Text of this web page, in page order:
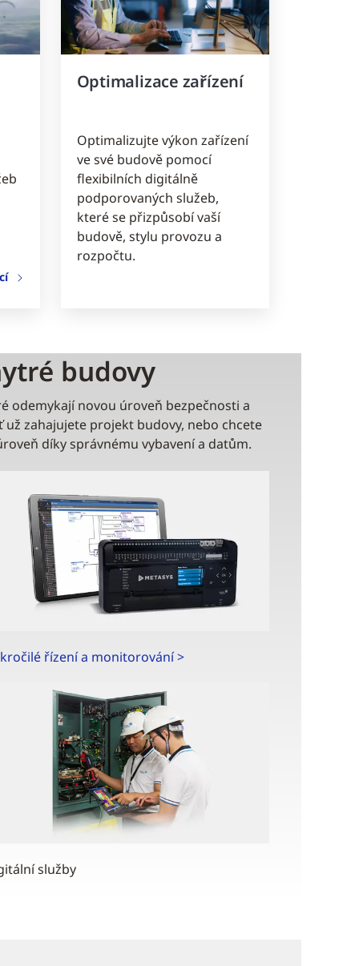
Optimalizace zařízení
Optimalizujte výkon zařízení
ve své budově pomocí
flexibilních digitálně
podporovaných služeb,
které se přizpůsobí vaší
budově, stylu provozu a
rozpočtu.
budovy
odemykají novou úroveň bezpečnosti a
zahajujete projekt budovy, nebo chcete
díky správnému vybavení a datům.
řízení a monitorování >
služby